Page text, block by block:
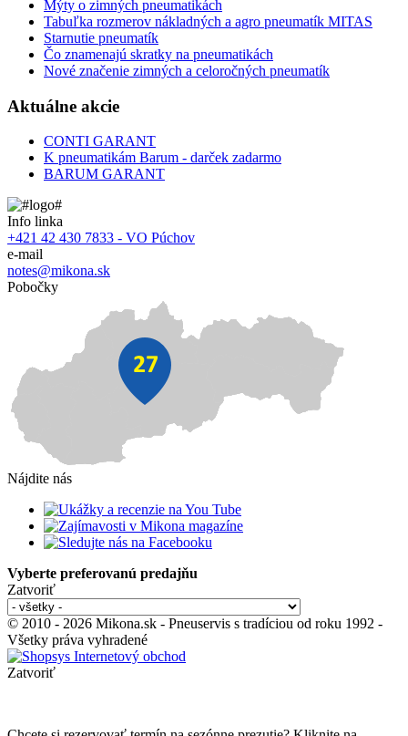
Mýty o zimných pneumatikách
Tabuľka rozmerov nákladných a agro pneumatík MITAS
Starnutie pneumatík
Čo znamenajú skratky na pneumatikách
Nové značenie zimných a celoročných pneumatík
Aktuálne akcie
CONTI GARANT
K pneumatikám Barum - darček zadarmo
BARUM GARANT
Info linka
+421 42 430 7833 - VO Púchov
e-mail
notes@mikona.sk
Pobočky
Nájdite nás
Vyberte preferovanú predajňu
Zatvoriť
© 2010 - 2026 Mikona.sk - Pneuservis s tradíciou od roku 1992 -
Všetky práva vyhradené
Zatvoriť